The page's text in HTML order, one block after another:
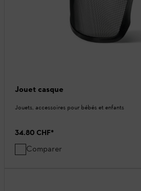
Jouet casque
Jouets, accessoires pour bébés et enfants
34.80 CHF*
Comparer